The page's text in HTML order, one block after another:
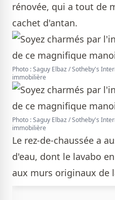
rénovée, qui a tout de
cachet d'antan.
Photo : Saguy Elbaz / Sotheby's
immobilière
Photo : Saguy Elbaz / Sotheby's
immobilière
Le rez-de-chaussée a
d'eau, dont le lavabo
aux murs originaux de